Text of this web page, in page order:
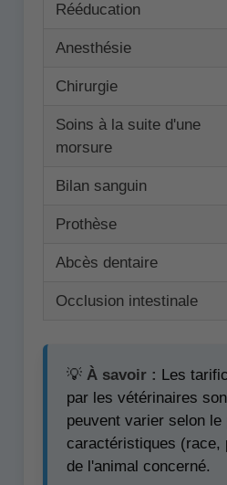
Rééducation
Anesthésie
Chirurgie
Soins à la suite d'une
morsure
Bilan sanguin
Prothèse
Abcès dentaire
Occlusion intestinale
💡 À savoir : Les
par les vétérinaires
peuvent varier selon le
caractéristiques
de l'animal concerné.